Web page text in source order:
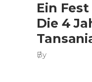
Ein
Die 4
By